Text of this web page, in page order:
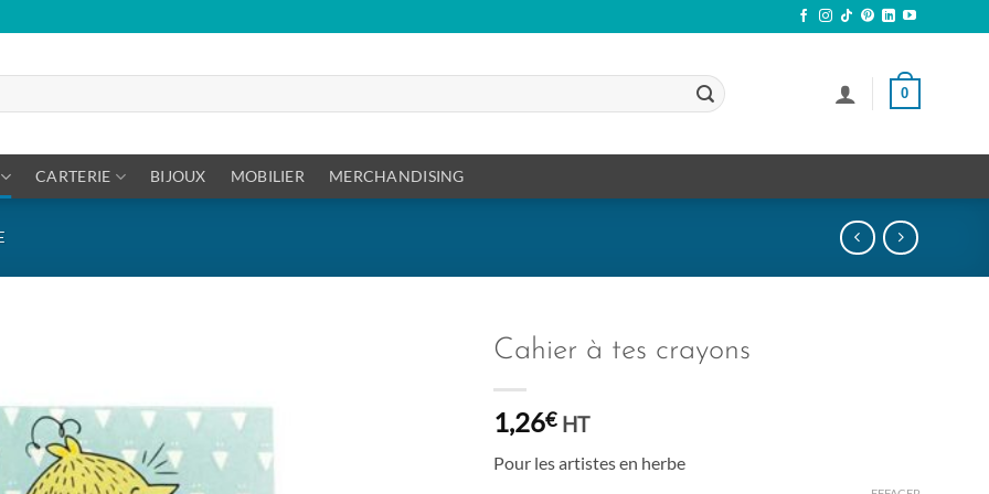
0
CARTERIE BIJOUX MOBILIER MERCHANDISING
Cahier à tes crayons
1,26€ HT
Pour les artistes en herbe